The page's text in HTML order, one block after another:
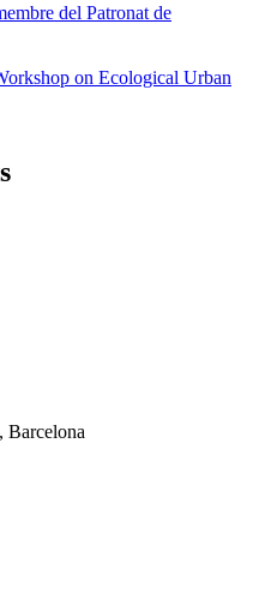
del Patronat de
on Ecological Urban
Barcelona